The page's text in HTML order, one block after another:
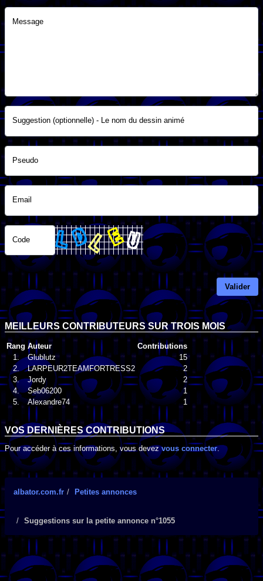
Message
Suggestion (optionnelle) - Le nom du dessin animé
Pseudo
Email
Code
Valider
MEILLEURS CONTRIBUTEURS SUR TROIS MOIS
Rang Auteur
Contributions
1.
Glublutz
15
2.
LARPEUR2TEAMFORTRESS2
2
3.
Jordy
2
4.
Seb06200
1
5.
Alexandre74 1
VOS DERNIÈRES CONTRIBUTIONS
Pour accéder à ces informations, vous devezvous connecter.
albator.com.fr Petites annonces
Suggestions sur la petite annonce n°1055